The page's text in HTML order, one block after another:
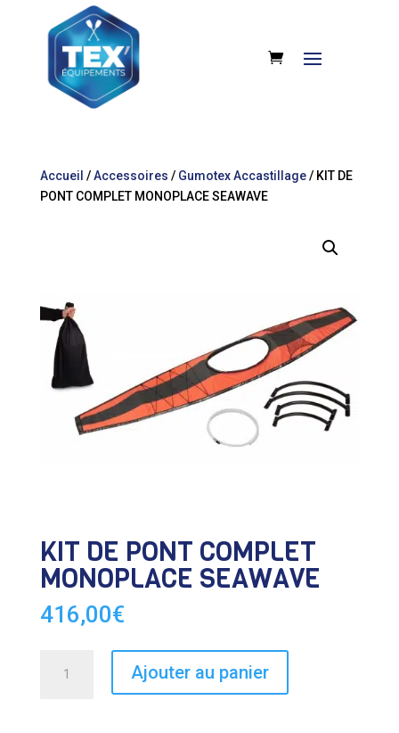
Accueil /Accessoires / Gumotex Accastillage/ KIT DE
PONT COMPLET MONOPLACE SEAWAVE
KIT DE PONT COMPLET
MONOPLACE SEAWAVE
416,00€
Ajouter au panier